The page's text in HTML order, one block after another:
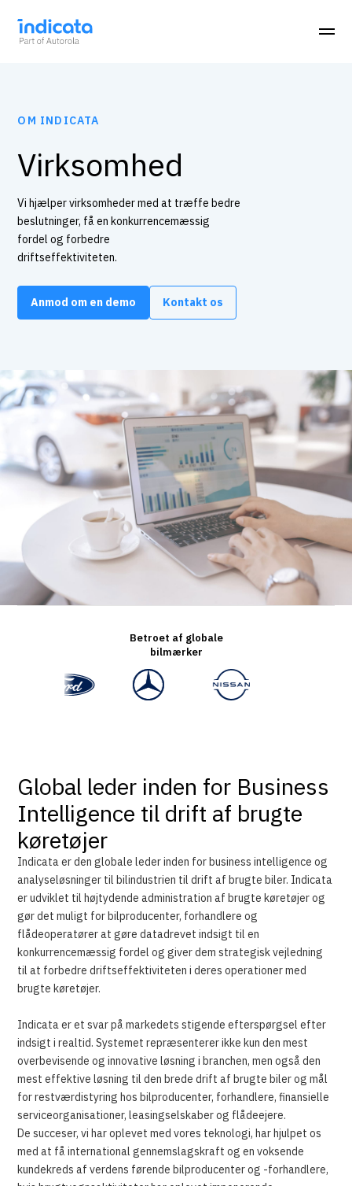
OM INDICATA
Virksomhed
Vi hjælper virksomheder med at træffe bedre
beslutninger, få en konkurrencemæssig
fordel og forbedre
driftseffektiviteten.
Anmod om en demo Kontakt os
Betroet af globale
bilmærker
Global leder inden for Business
Intelligence til drift af brugte
køretøjer
Indicata er den globale leder inden for business intelligence og
analyseløsninger til bilindustrien til drift af brugte biler. Indicata
er udviklet til højtydende administration af brugte køretøjer og
gør det muligt for bilproducenter, forhandlere og
flådeoperatører at gøre datadrevet indsigt til en
konkurrencemæssig fordel og giver dem strategisk vejledning
til at forbedre driftseffektiviteten i deres operationer med
brugte køretøjer.
Indicata er et svar på markedets stigende efterspørgsel efter
indsigt i realtid. Systemet repræsenterer ikke kun den mest
overbevisende og innovative løsning i branchen, men også den
mest effektive løsning til den brede drift af brugte biler og mål
for restværdistyring hos bilproducenter, forhandlere, finansielle
serviceorganisationer, leasingselskaber og flådeejere.
De succeser, vi har oplevet med vores teknologi, har hjulpet os
med at få international gennemslagskraft og en voksende
kundekreds af verdens førende bilproducenter og -forhandlere,